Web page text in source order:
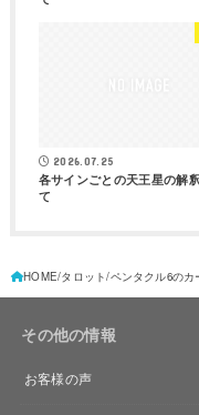
2026.07.25
各サインごとの天王星の解
て
HOME タロット ペンタクル6の
その他の情報
お客様の声